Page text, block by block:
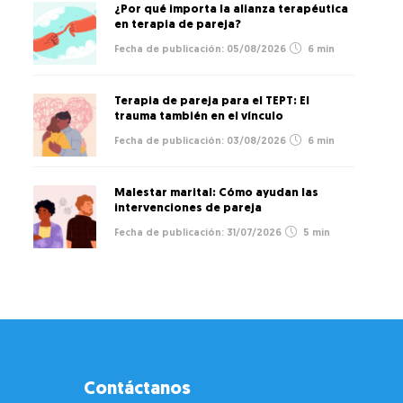
¿Por qué importa la alianza terapéutica
en terapia de pareja?
05/08/2026 6 min
Terapia de pareja para el TEPT: El
trauma también en el vínculo
03/08/2026 6 min
Malestar marital: Cómo ayudan las
intervenciones de pareja
31/07/2026 5 min
Contáctanos